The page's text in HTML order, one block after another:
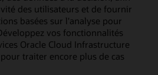
des utilisateurs et de fournir
basées sur l'analyse pour
vos fonctionnalités
Oracle Cloud Infrastructure
traiter encore plus de cas